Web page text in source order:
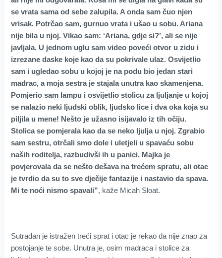
se vrata sama od sebe zalupila. A onda sam čuo njen
vrisak. Potrčao sam, gurnuo vrata i ušao u sobu. Ariana
nije bila u njoj. Vikao sam: ‘Ariana, gdje si?’, ali se nije
javljala. U jednom uglu sam video poveći otvor u zidu i
izrezane daske koje kao da su pokrivale ulaz. Osvijetlio
sam i ugledao sobu u kojoj je na podu bio jedan stari
madrac, a moja sestra je stajala unutra kao skamenjena.
Pomjerio sam lampu i osvijetlio stolicu za ljuljanje u kojoj
se nalazio neki ljudski oblik, ljudsko lice i dva oka koja su
piljila u mene! Nešto je užasno isijavalo iz tih očiju.
Stolica se pomjerala kao da se neko ljulja u njoj. Zgrabio
sam sestru, otrčali smo dole i uletjeli u spavaću sobu
naših roditelja, razbudivši ih u panici. Majka je
povjerovala da se nešto dešava na trećem spratu, ali otac
je tvrdio da su to sve dječije fantazije i nastavio da spava.
Mi te noći nismo spavali”, kaže Micah Sloat.
Sutradan je istražen treći sprat i otac je rekao da nije znao za
postojanje te sobe. Unutra je, osim madraca i stolice za